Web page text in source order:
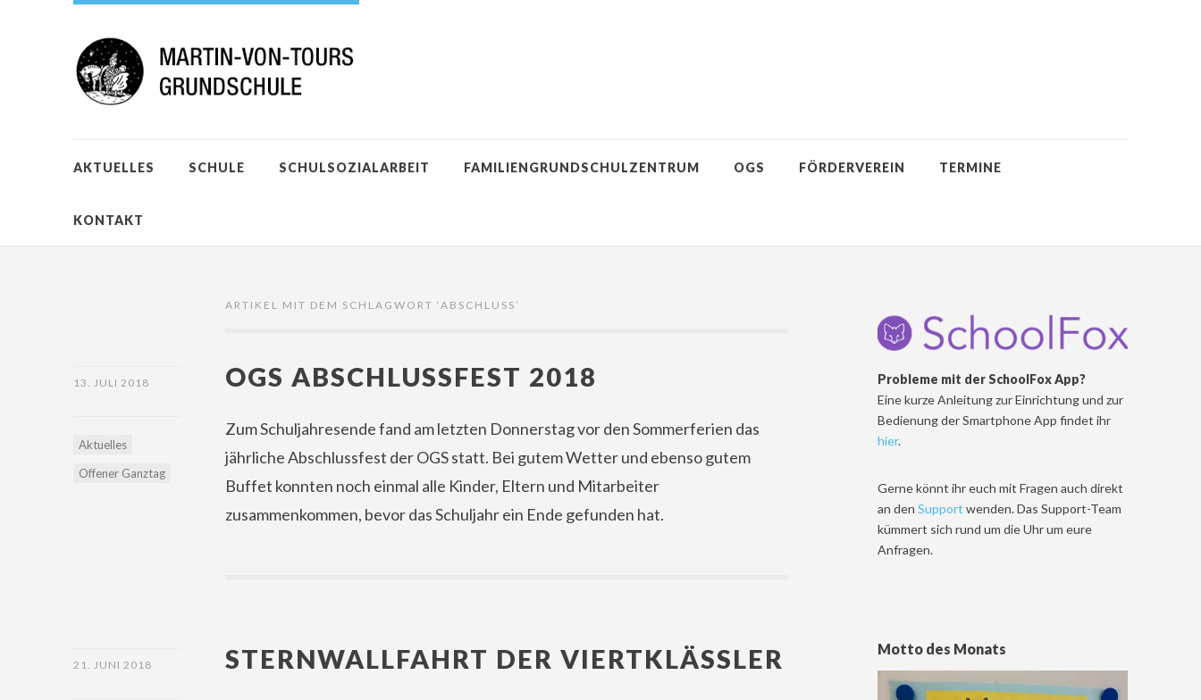
AKTUELLES SCHULE SCHULSOZIALARBEIT FAMILIENGRUNDSCHULZENTRUM OGS FÖRDERVEREIN TERMINE
KONTAKT
ARTIKEL MIT DEM SCHLAGWORT ‘ ABSCHLUSS ’
13. JULI 2018
Aktuelles
Offener Ganztag
OGS ABSCHLUSSFEST 2018
Zum Schuljahresende fand am letzten Donnerstag vor den Sommerferien das
jährliche Abschlussfest der OGS statt. Bei gutem Wetter und ebenso gutem
Buffet konnten noch einmal alle Kinder, Eltern und Mitarbeiter
zusammenkommen, bevor das Schuljahr ein Ende gefunden hat.
21. JUNI 2018 STERNWALLFAHRT DER VIERTKLÄSSLER
Probleme mit der SchoolFox App?
Eine kurze Anleitung zur Einrichtung und zur
Bedienung der Smartphone App findet ihr
hier.
Gerne könnt ihr euch mit Fragen auch direkt
an den Support wenden. Das Support-Team
kümmert sich rund um die Uhr um eure
Anfragen.
Motto des Monats